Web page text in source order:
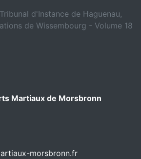
d'Instance de Haguenau,
de Wissembourg - Volume 18
Martiaux de Morsbronn
morsbronn.fr